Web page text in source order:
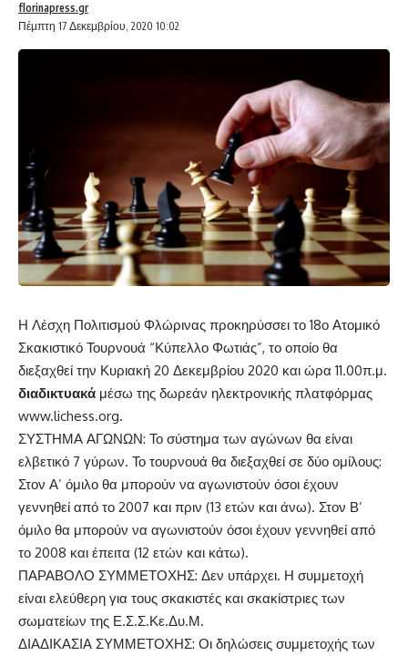
Πέμπτη 17 Δεκεμβρίου, 2020 10:02
florinapress.gr
Η Λέσχη Πολιτισμού Φλώρινας προκηρύσσει το 18ο Ατομικό
Σκακιστικό Τουρνουά “Κύπελλο Φωτιάς”, το οποίο θα
διεξαχθεί την Κυριακή 20 Δεκεμβρίου 2020 και ώρα 11.00π.μ.
διαδικτυακά μέσω της δωρεάν ηλεκτρονικής πλατφόρμας
www.lichess.org.
ΣΥΣΤΗΜΑ ΑΓΩΝΩΝ: Το σύστημα των αγώνων θα είναι
ελβετικό 7 γύρων. Το τουρνουά θα διεξαχθεί σε δύο ομίλους:
Στον Α’ όμιλο θα μπορούν να αγωνιστούν όσοι έχουν
γεννηθεί από το 2007 και πριν (13 ετών και άνω). Στον Β’
όμιλο θα μπορούν να αγωνιστούν όσοι έχουν γεννηθεί από
το 2008 και έπειτα (12 ετών και κάτω).
ΠΑΡΑΒΟΛΟ ΣΥΜΜΕΤΟΧΗΣ: Δεν υπάρχει. Η συμμετοχή
είναι ελεύθερη για τους σκακιστές και σκακίστριες των
σωματείων της Ε.Σ.Σ.Κε.Δυ.Μ.
ΔΙΑΔΙΚΑΣΙΑ ΣΥΜΜΕΤΟΧΗΣ: Οι δηλώσεις συμμετοχής των